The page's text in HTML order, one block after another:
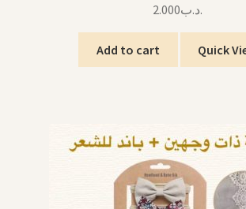
.د.ب2.000
Add to cart Quick